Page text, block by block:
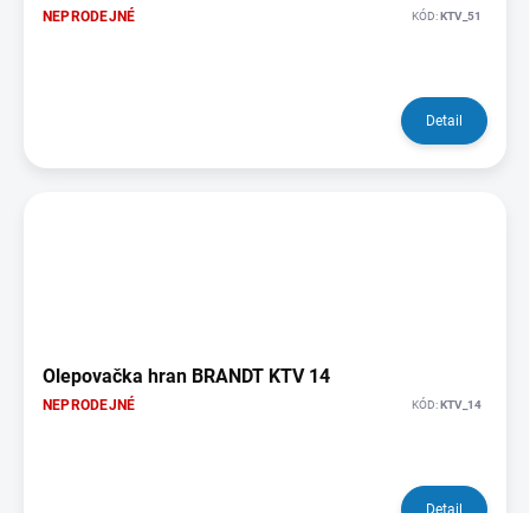
NEPRODEJNÉ KÓD:KTV_51
Detail
Olepovačka hran BRANDT KTV 14
NEPRODEJNÉ KÓD:KTV_14
Detail